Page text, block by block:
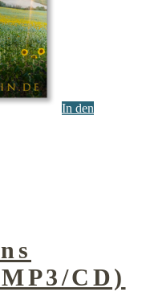
In den
CD)